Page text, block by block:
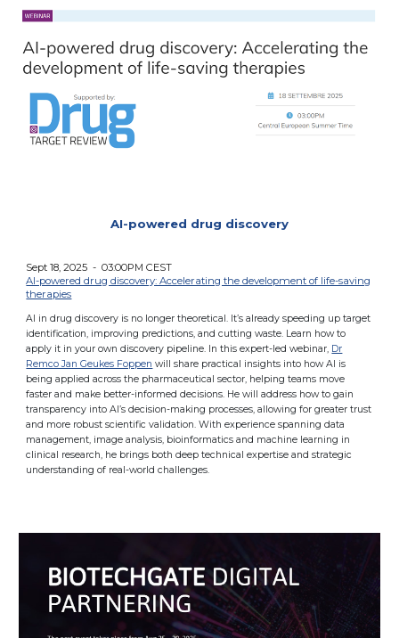
AI-powered drug discovery
Sept 18, 2025 - 03:00PM CEST
AI-powered drug discovery: Accelerating the development of life-saving
therapies
AI in drug discovery is no longer theoretical. It’s already speeding up target
identification, improving predictions, and cutting waste. Learn how to
apply it in your own discovery pipeline. In this expert-led webinar, Dr
Remco Jan Geukes Foppen will share practical insights into how AI is
being applied across the pharmaceutical sector, helping teams move
faster and make better-informed decisions. He will address how to gain
transparency into AI’s decision-making processes, allowing for greater trust
and more robust scientific validation. With experience spanning data
management, image analysis, bioinformatics and machine learning in
clinical research, he brings both deep technical expertise and strategic
understanding of real-world challenges.